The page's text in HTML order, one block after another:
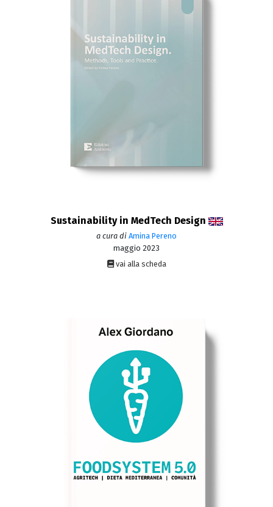
Sustainability in MedTech Design
a cura di Amina Pereno
maggio 2023
vai alla scheda